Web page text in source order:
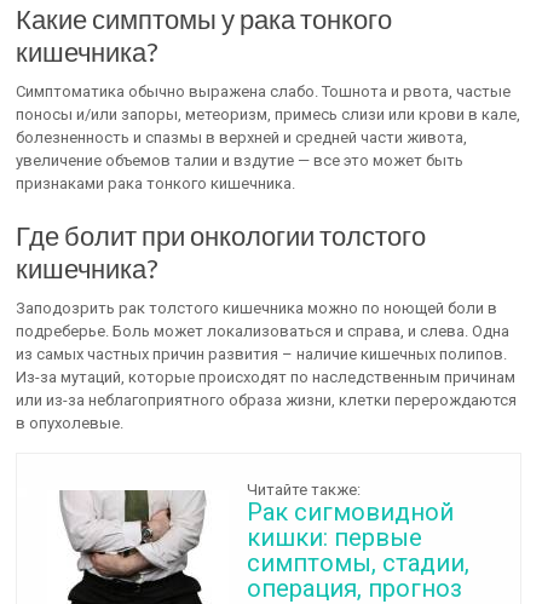
Какие симптомы у рака тонкого
кишечника?
Симптоматика обычно выражена слабо. Тошнота и рвота, частые
поносы и/или запоры, метеоризм, примесь слизи или крови в кале,
болезненность и спазмы в верхней и средней части живота,
увеличение объемов талии и вздутие — все это может быть
признаками рака тонкого кишечника.
Где болит при онкологии толстого
кишечника?
Заподозрить рак толстого кишечника можно по ноющей боли в
подреберье. Боль может локализоваться и справа, и слева. Одна
из самых частных причин развития – наличие кишечных полипов.
Из-за мутаций, которые происходят по наследственным причинам
или из-за неблагоприятного образа жизни, клетки перерождаются
в опухолевые.
Читайте также:
Рак сигмовидной
кишки: первые
симптомы, стадии,
операция, прогноз